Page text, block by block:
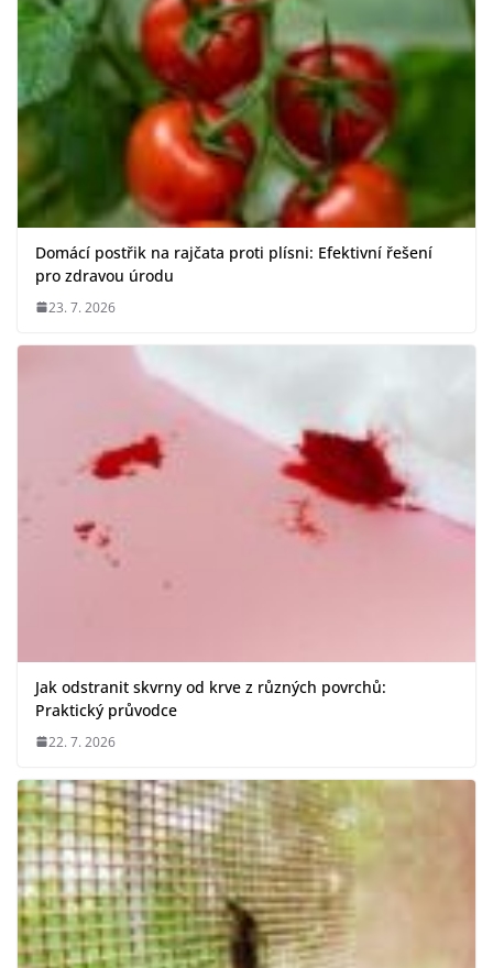
Domácí postřik na rajčata proti plísni: Efektivní řešení
pro zdravou úrodu
23. 7. 2026
Jak odstranit skvrny od krve z různých povrchů:
Praktický průvodce
22. 7. 2026